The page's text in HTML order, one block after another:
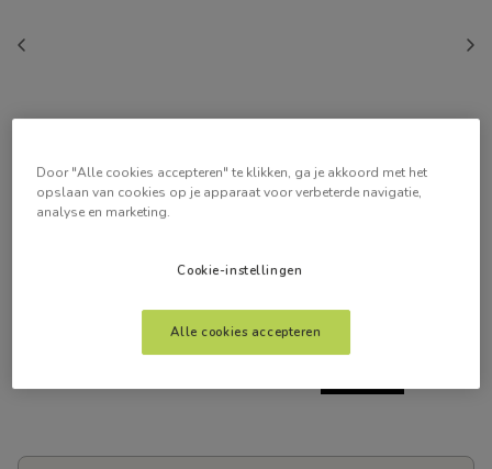
Door "Alle cookies accepteren" te klikken, ga je akkoord met het
opslaan van cookies op je apparaat voor verbeterde navigatie,
analyse en marketing.
Cookie-instellingen
Alle cookies accepteren